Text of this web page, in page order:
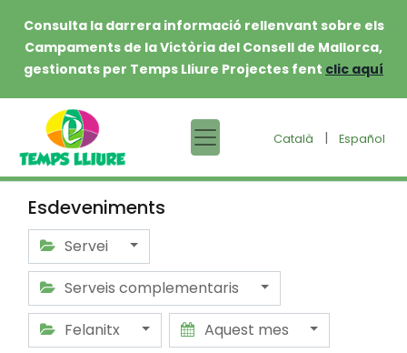
Consulta la darrera informació rellenvant sobre els
Campaments de la Victòria del Consell de Mallorca,
gestionats per Temps Lliure Projectes fent clic aquí
Català | Español
Esdeveniments
Servei
Serveis complementaris
Felanitx
Aquest mes